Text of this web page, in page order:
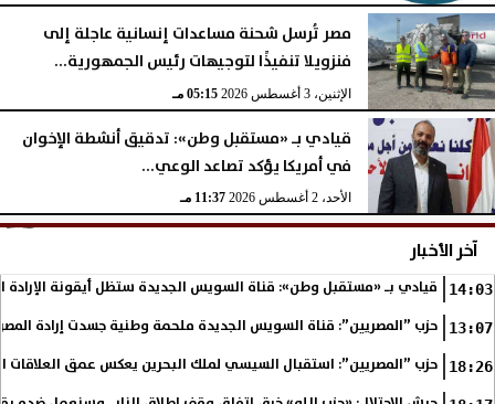
الإثنين، 3 أغسطس 2026
مصر تُرسل شحنة مساعدات إنسانية عاجلة إلى
فنزويلا تنفيذًا لتوجيهات رئيس الجمهورية...
الإثنين، 3 أغسطس 2026 05:15 مـ
قيادي بـ «مستقبل وطن»: تدقيق أنشطة الإخوان
في أمريكا يؤكد تصاعد الوعي...
الأحد، 2 أغسطس 2026 11:37 مـ
آخر الأخبار
14:03 قيادي بـ «مستقبل وطن»: قناة السويس الجديدة ستظل أيقونة الإرادة
13:07 حزب ”المصريين”: قناة السويس الجديدة ملحمة وطنية جسدت إرادة
18:26 حزب ”المصريين”: استقبال السيسي لملك البحرين يعكس عمق العلاقات